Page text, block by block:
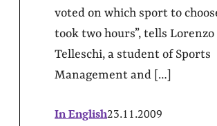
voted on which sport to
took two hours”, tells Lorenzo
Telleschi, a student of Sports
Management and […]
In English23.11.2009